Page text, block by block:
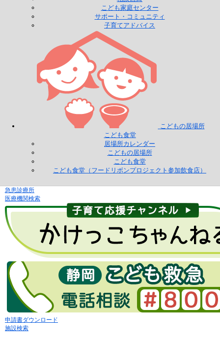
こども家庭センター
サポート・コミュニティ
子育てアドバイス
こどもの居場所
こども食堂
居場所カレンダー
こどもの居場所
こども食堂
こども食堂（フードリボンプロジェクト参加飲食店）
急患診療所
医療機関検索
申請書ダウンロード
施設検索